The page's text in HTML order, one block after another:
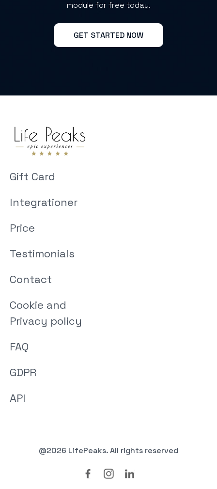
module for free today.
GET STARTED NOW
Gift Card
Integrationer
Price
Testimonials
Contact
Cookie and
Privacy policy
FAQ
GDPR
API
@2026 LifePeaks. All rights reserved